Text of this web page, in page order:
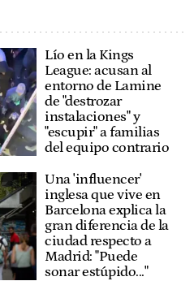
Lío en la Kings
League: acusan al
entorno de Lamine
de "destrozar
instalaciones" y
"escupir" a familias
del equipo contrario
Una 'influencer'
inglesa que vive en
Barcelona explica la
gran diferencia de la
ciudad respecto a
Madrid: "Puede
sonar estúpido..."